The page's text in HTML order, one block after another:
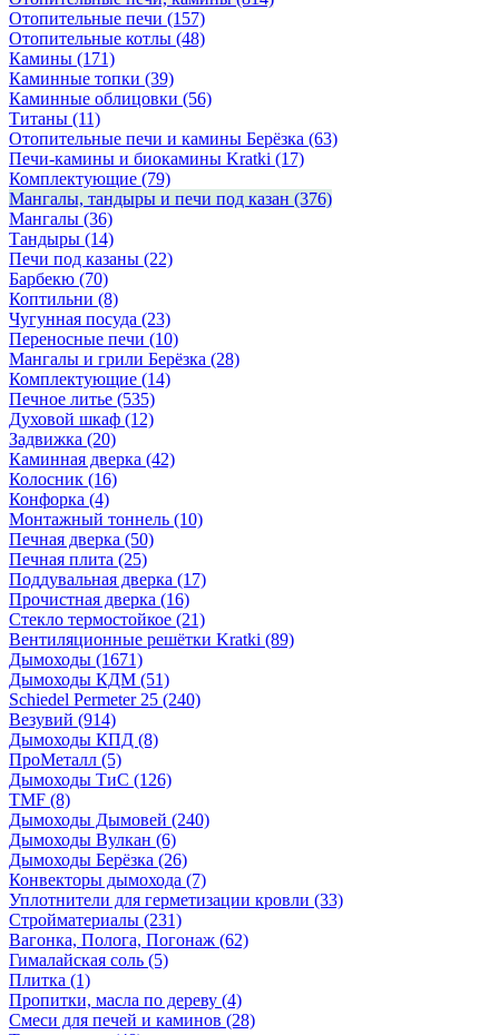
Отопительные печи (157)
Отопительные котлы (48)
Камины (171)
Каминные топки (39)
Каминные облицовки (56)
Титаны (11)
Отопительные печи и камины Берёзка (63)
Печи-камины и биокамины Kratki (17)
Комплектующие (79)
Мангалы, тандыры и печи под казан (376)
Мангалы (36)
Тандыры (14)
Печи под казаны (22)
Барбекю (70)
Коптильни (8)
Чугунная посуда (23)
Переносные печи (10)
Мангалы и грили Берёзка (28)
Комплектующие (14)
Печное литье (535)
Духовой шкаф (12)
Задвижка (20)
Каминная дверка (42)
Колосник (16)
Конфорка (4)
Монтажный тоннель (10)
Печная дверка (50)
Печная плита (25)
Поддувальная дверка (17)
Прочистная дверка (16)
Стекло термостойкое (21)
Вентиляционные решётки Kratki (89)
Дымоходы (1671)
Дымоходы КДМ (51)
Schiedel Permeter 25 (240)
Везувий (914)
Дымоходы КПД (8)
ПроМеталл (5)
Дымоходы ТиС (126)
TMF (8)
Дымоходы Дымовей (240)
Дымоходы Вулкан (6)
Дымоходы Берёзка (26)
Конвекторы дымохода (7)
Уплотнители для герметизации кровли (33)
Стройматериалы (231)
Вагонка, Полога, Погонаж (62)
Гималайская соль (5)
Плитка (1)
Пропитки, масла по дереву (4)
Смеси для печей и каминов (28)